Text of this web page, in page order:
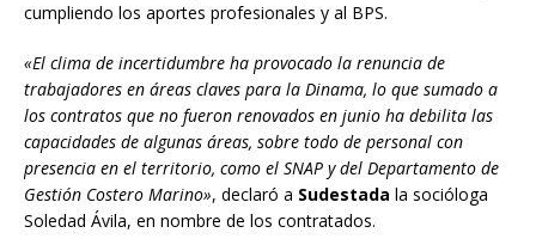
cumpliendo los aportes profesionales y al BPS.
«El clima de incertidumbre ha provocado la renuncia de
trabajadores en áreas claves para la Dinama, lo que sumado a
los contratos que no fueron renovados en junio ha debilita las
capacidades de algunas áreas, sobre todo de personal con
presencia en el territorio, como el SNAP y del Departamento de
Gestión Costero Marino», declaró a Sudestada la socióloga
Soledad Ávila, en nombre de los contratados.